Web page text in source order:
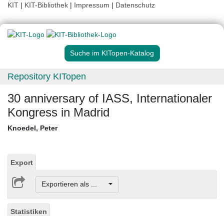
KIT | KIT-Bibliothek | Impressum | Datenschutz
Suche im KITopen-Katalog
Repository KITopen
30 anniversary of IASS, Internationaler
Kongress in Madrid
Knoedel, Peter
Export
Exportieren als ...
Statistiken